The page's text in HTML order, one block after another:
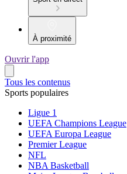
À proximité
Ouvrir l'app
Tous les contenus
Sports populaires
Ligue 1
UEFA Champions League
UEFA Europa League
Premier League
NFL
NBA Basketball